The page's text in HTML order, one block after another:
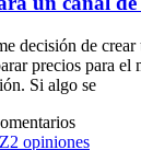
decisión de
precios para el
Si algo se